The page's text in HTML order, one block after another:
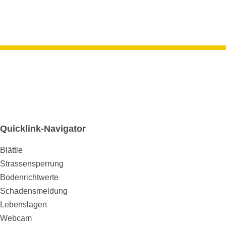
Quicklink-Navigator
Blättle
Strassensperrung
Bodenrichtwerte
Schadensmeldung
Lebenslagen
Webcam